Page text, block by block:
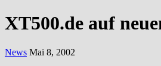
XT500.de auf
News Mai 8, 2002